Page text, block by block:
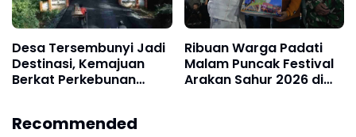
Desa Tersembunyi Jadi
Destinasi, Kemajuan
Berkat Perkebunan
berkwalitas
Ribuan Warga Padati
Malam Puncak Festival
Arakan Sahur 2026 di
Recommended